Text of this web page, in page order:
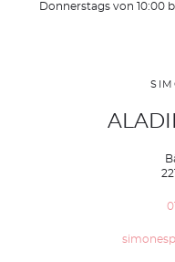
Donnerstags von 10:00